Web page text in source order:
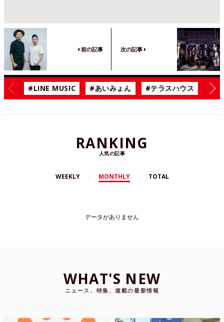
前の記事 次の記事
#LINE MUSIC #あいみょん #テラスハウス #
RANKING
人気の記事
WEEKLY MONTHLY TOTAL
データがありません
WHAT'S NEW
ニュース、特集、連載の最新情報